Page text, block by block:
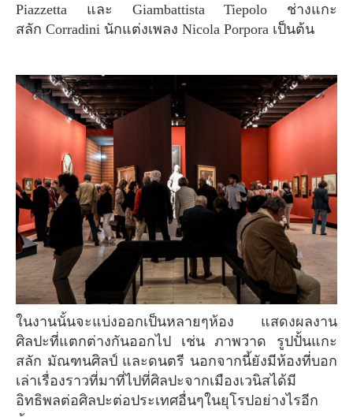
Piazzetta และ Giambattista Tiepolo ช่างแกะ
สลัก Corradini นักแต่งเพลง Nicola Porpora เป็นต้น
ในงานนั้นจะแบ่งออกเป็นหลายๆห้อง แสดงผลงาน
ศิลปะที่แตกต่างกันออกไป เช่น ภาพวาด รูปปั้นแกะ
สลัก มัณฑนศิลป์ และดนตรี นอกจากนี้ยังมีห้องที่บอก
เล่าเรื่องราวที่มาที่ไปที่ศิลปะจากเมืองเวนิสได้มี
อิทธิพลต่อศิลปะต่อประเทศอื่นๆในยุโรปอย่างไรอีก